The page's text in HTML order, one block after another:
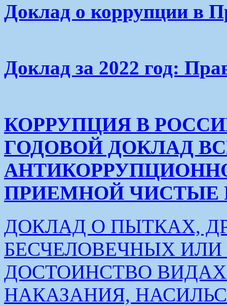
Доклад о коррупции в
Доклад за 2022 год:
КОРРУПЦИЯ В
ГОДОВОЙ ДОКЛАД
ПРИЕМНОЙ ЧИСТЫЕ
ДОКЛАД О ПЫТКАХ,
БЕСЧЕЛОВЕЧНЫХ
ДОСТОИНСТВО
НАКАЗАНИЯ,